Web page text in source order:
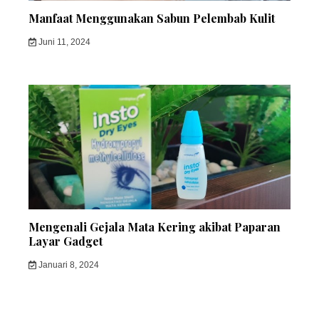
Manfaat Menggunakan Sabun Pelembab Kulit
Juni 11, 2024
Mengenali Gejala Mata Kering akibat Paparan
Layar Gadget
Januari 8, 2024